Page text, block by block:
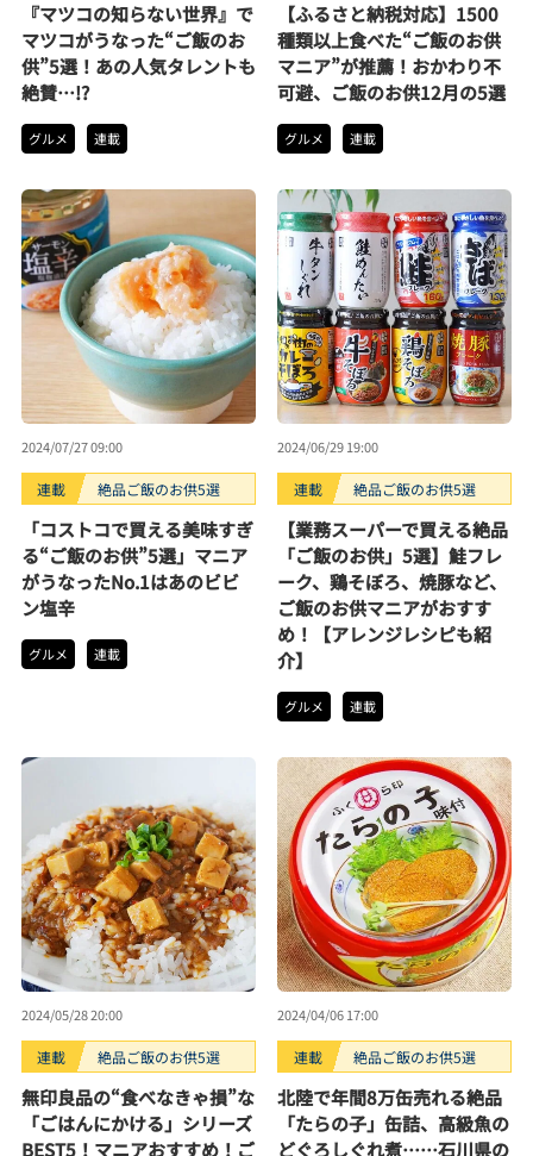
『マツコの知らない世界』で
マツコがうなった“ご飯のお
供”5選！あの人気タレントも
絶賛…!?
グルメ 連載
【ふるさと納税対応】1500
種類以上食べた“ご飯のお供
マニア”が推薦！おかわり不
可避、ご飯のお供12月の5選
グルメ 連載
2024/07/27 09:00
連載 絶品ご飯のお供5選
「コストコで買える美味すぎ
る“ご飯のお供”5選」マニア
がうなったNo.1はあのビビ
ン塩辛
グルメ 連載
2024/06/29 19:00
連載 絶品ご飯のお供5選
【業務スーパーで買える絶品
「ご飯のお供」5選】鮭フレ
ーク、鶏そぼろ、焼豚など、
ご飯のお供マニアがおすす
め！【アレンジレシピも紹
介】
グルメ 連載
2024/05/28 20:00
連載 絶品ご飯のお供5選
無印良品の“食べなきゃ損”な
「ごはんにかける」シリーズ
BEST5！マニアおすすめ！ご
2024/04/06 17:00
連載 絶品ご飯のお供5選
北陸で年間8万缶売れる絶品
「たらの子」缶詰、高級魚の
どぐろしぐれ煮……石川県の